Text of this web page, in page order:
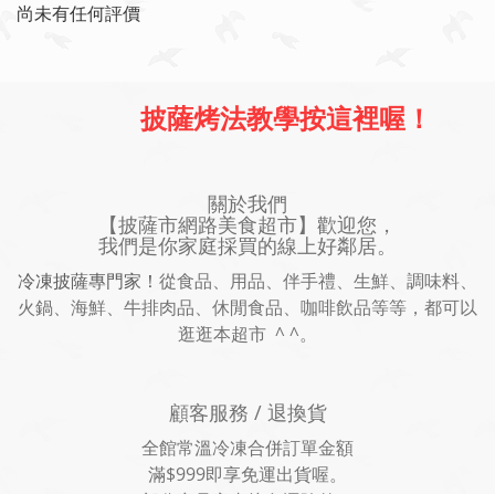
尚未有任何評價
披薩烤法教學按這裡喔！
關於我們
【披薩市網路美食超市】歡迎您，
我們是你家庭採買的線上好鄰居。
冷凍披薩專門家！ 從食品、用品、伴手禮、生鮮、調味料、
火鍋、海鮮、牛排肉品、休閒食品、咖啡飲品等等，都可以
逛逛本超市 ^ ^。
顧客服務 / 退換貨
全館常溫冷凍合併訂單金額
滿$999即享免運出貨喔。